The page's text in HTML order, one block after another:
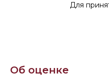
Для
Об оценке